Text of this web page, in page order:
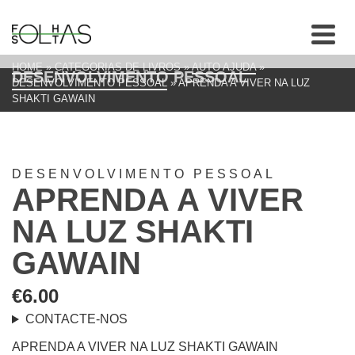
DESENVOLVIMENTO PESSOAL
HOME » CATEGORIAS DE LIVROS » AUTO AJUDA »
DESENVOLVIMENTO PESSOAL » APRENDA A VIVER NA LUZ
SHAKTI GAWAIN
DESENVOLVIMENTO PESSOAL
APRENDA A VIVER
NA LUZ SHAKTI
GAWAIN
€6.00
CONTACTE-NOS
APRENDA A VIVER NA LUZ SHAKTI GAWAIN